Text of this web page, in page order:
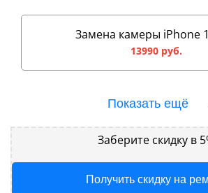
Замена камеры iPhone
13990 руб.
Показать ещё
Заберите скидку в
Получить скидку на